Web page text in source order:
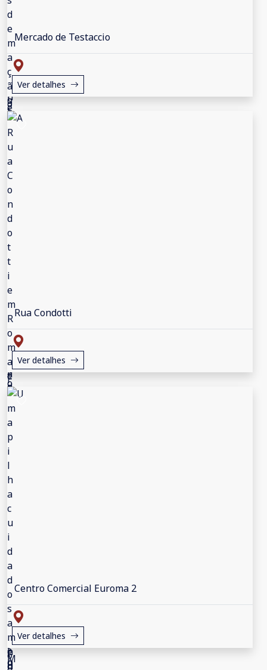
Mercado de Testaccio
Ver detalhes
Rua Condotti
Ver detalhes
Centro Comercial Euroma 2
Ver detalhes